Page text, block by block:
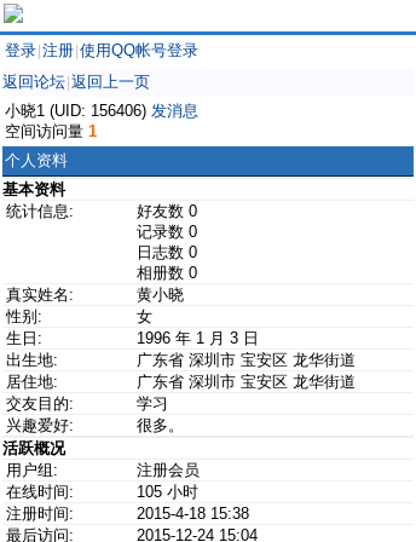
登录 注册 使用QQ帐号登录
返回论坛 返回上一页
小晓1 (UID: 156406) 发消息
空间访问量 1
个人资料
基本资料
统计信息:
好友数 0
记录数 0
日志数 0
相册数 0
真实姓名:
黄小晓
性别:
女
生日:
1996 年 1 月 3 日
出生地:
广东省 深圳市 宝安区 龙华街道
居住地:
广东省 深圳市 宝安区 龙华街道
交友目的:
学习
兴趣爱好:
很多。
活跃概况
用户组:
注册会员
在线时间:
105 小时
注册时间:
2015-4-18 15:38
最后访问:
2015-12-24 15:04